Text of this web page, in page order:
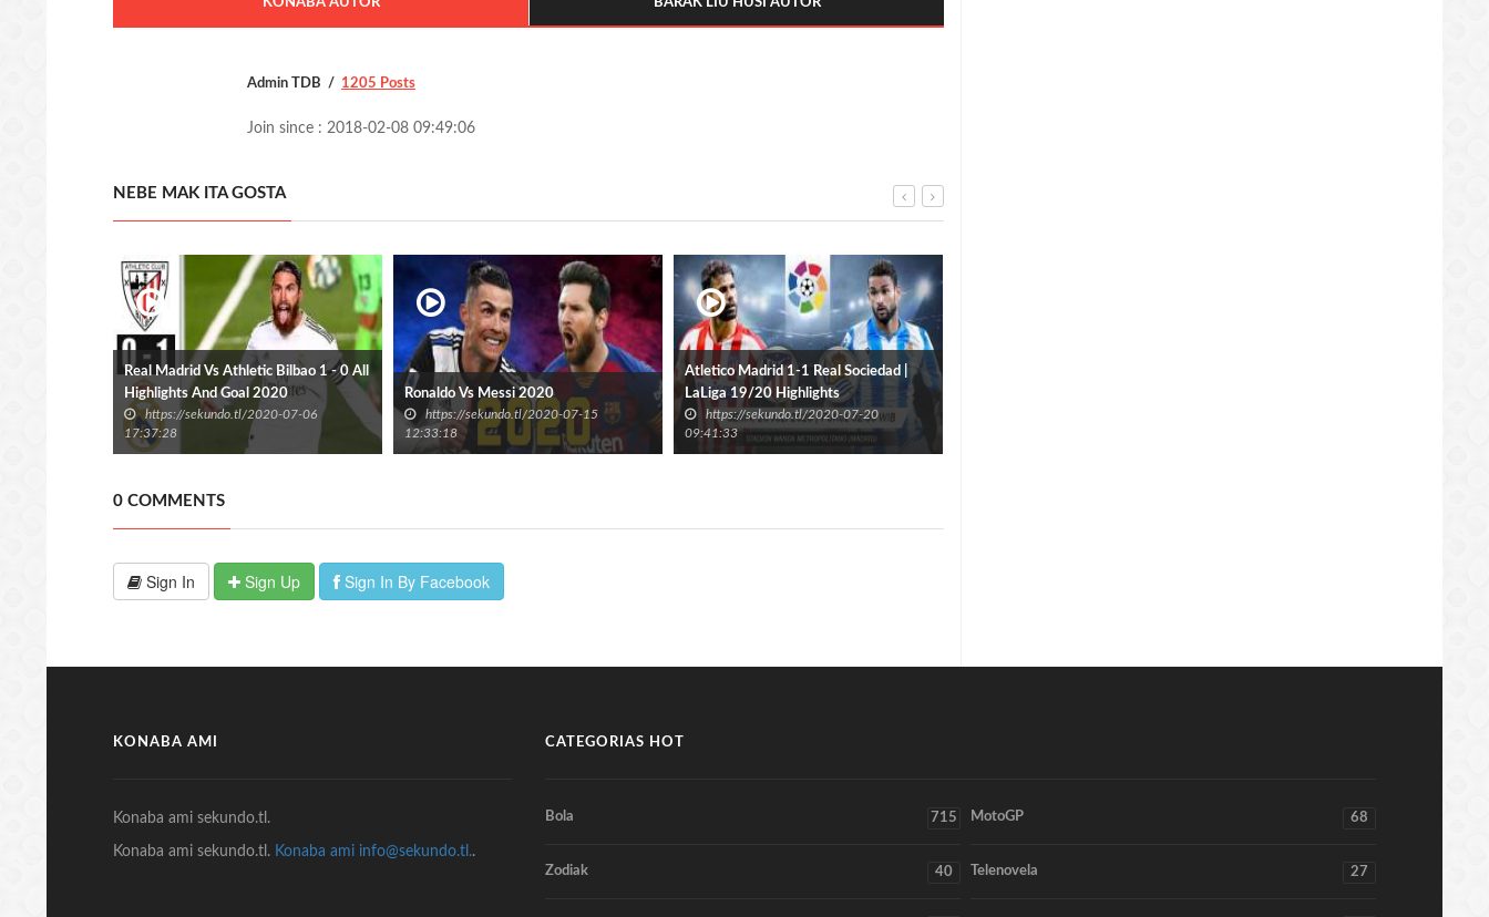
Admin TDB 1205 Posts
Join since : 2018-02-08 09:49:06
NEBE MAK ITA GOSTA
Real Madrid Vs Athletic Bilbao 1 - 0 All
Highlights And Goal 2020
https://sekundo.tl/2020-07-06
17:37:28
Ronaldo Vs Messi 2020
https://sekundo.tl/2020-07-15
12:33:18
Atletico Madrid 1-1 Real Sociedad |
LaLiga 19/20 Highlights
https://sekundo.tl/2020-07-20
09:41:33
0 COMMENTS
Sign In Sign Up Sign In By Facebook
KONABA AMI
Konaba ami sekundo.tl.
Konaba ami sekundo.tl. Konaba ami info@sekundo.tl..
CATEGORIAS HOT
Bola 715 MotoGP 68
Zodiak 40 Telenovela 27